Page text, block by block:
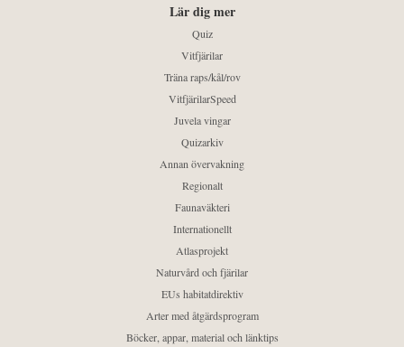
Lär dig mer
Quiz
Vitfjärilar
Träna raps/kål/rov
VitfjärilarSpeed
Juvela vingar
Quizarkiv
Annan övervakning
Regionalt
Faunaväkteri
Internationellt
Atlasprojekt
Naturvård och fjärilar
EUs habitatdirektiv
Arter med åtgärdsprogram
Böcker, appar, material och länktips